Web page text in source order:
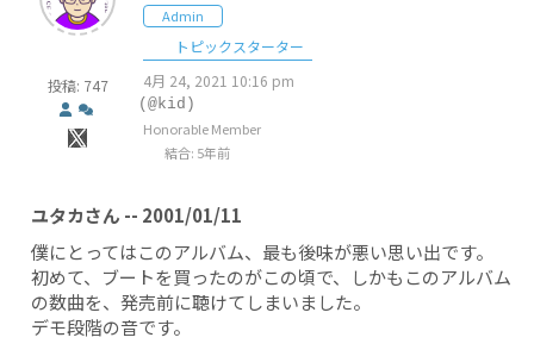
投稿: 747
Admin
トピックスターター
4月 24, 2021 10:16 pm
(@kid)
Honorable Member
結合: 5年前
ユタカさん -- 2001/01/11
僕にとってはこのアルバム、最も後味が悪い思い出です。
初めて、ブートを買ったのがこの頃で、しかもこのアルバム
の数曲を、発売前に聴けてしまいました。
デモ段階の音です。